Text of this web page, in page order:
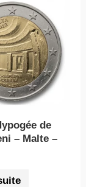
de
– Malte –